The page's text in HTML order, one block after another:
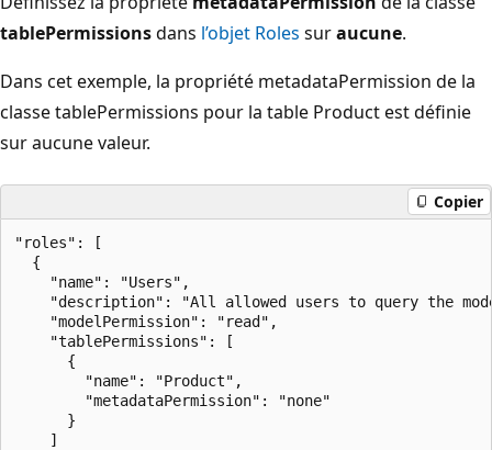
tablePermissionsdans l’objet Roles suraucune.
Dans cet exemple, la propriété metadataPermission de la
classe tablePermissions pour la table Product est définie
sur aucune valeur.
Copier
"roles": [
  {
    "name": "Users",
"description": "All allowed users to query the
    "modelPermission": "read",
    "tablePermissions": [
      {
        "name": "Product",
        "metadataPermission": "none"
      }
    ]